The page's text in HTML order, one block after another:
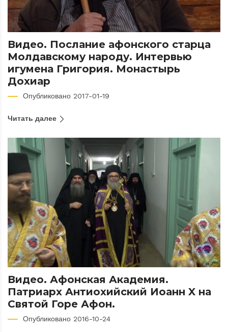
Видео. Послание афонского старца
Молдавскому народу. Интервью
игумена Григория. Монастырь
Дохиар
Опубликовано 2017-01-19
Читать далее
Видео. Афонская Академия.
Патриарх Антиохийский Иоанн X на
Святой Горе Афон.
Опубликовано 2016-10-24